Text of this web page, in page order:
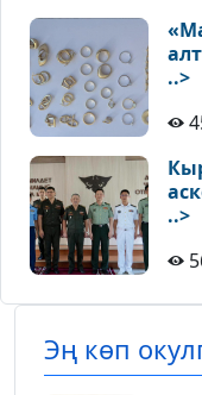
..>
..>
Эң көп